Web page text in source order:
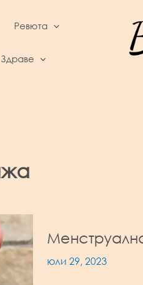
Ревюта
Здраве
юли 29, 2023